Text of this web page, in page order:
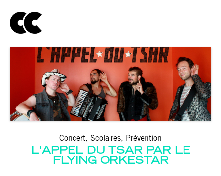
Concert, Scolaires, Prévention
L'APPEL DU TSAR PAR LE
FLYING ORKESTAR